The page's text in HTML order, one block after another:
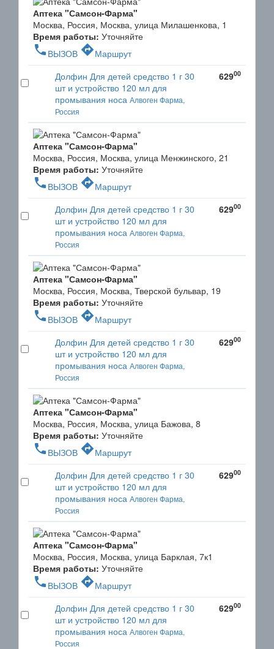
Аптека "Самсон-Фарма"
Москва, Россия, Москва, улица Милашенкова, 1
Время работы: Уточняйте
phone ВЫЗОВ directionsМаршрут
Долфин Для детей средство 1 г 30
шт и устройство 120 мл для
промывания носа Алвоген Фарма,
Россия
62900
Аптека "Самсон-Фарма"
Москва, Россия, Москва, улица Менжинского, 21
Время работы: Уточняйте
phone ВЫЗОВ directionsМаршрут
Долфин Для детей средство 1 г 30
шт и устройство 120 мл для
промывания носа Алвоген Фарма,
Россия
62900
Аптека "Самсон-Фарма"
Москва, Россия, Москва, Тверской бульвар, 19
Время работы: Уточняйте
phone ВЫЗОВ directionsМаршрут
Долфин Для детей средство 1 г 30
шт и устройство 120 мл для
промывания носа Алвоген Фарма,
Россия
62900
Аптека "Самсон-Фарма"
Москва, Россия, Москва, улица Бажова, 8
Время работы: Уточняйте
phone ВЫЗОВ directionsМаршрут
Долфин Для детей средство 1 г 30
шт и устройство 120 мл для
промывания носа Алвоген Фарма,
Россия
62900
Аптека "Самсон-Фарма"
Москва, Россия, Москва, улица Барклая, 7к1
Время работы: Уточняйте
phone ВЫЗОВ directionsМаршрут
Долфин Для детей средство 1 г 30
шт и устройство 120 мл для
промывания носа Алвоген Фарма,
Россия
62900